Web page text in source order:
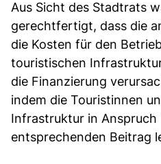
Aus Sicht des Stadtrats
gerechtfertigt, dass die
die Kosten für den
touristischen
die Finanzierung
indem die Touristinnen
Infrastruktur in Anspruch
entsprechenden Beitrag